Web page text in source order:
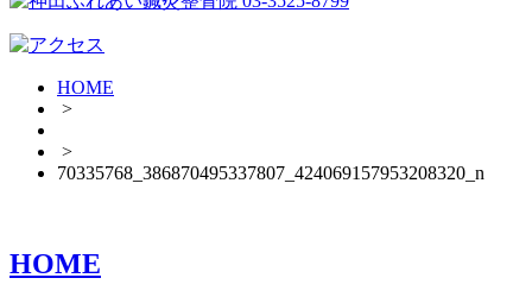
HOME
>
>
70335768_386870495337807_424069157953208320_n
HOME